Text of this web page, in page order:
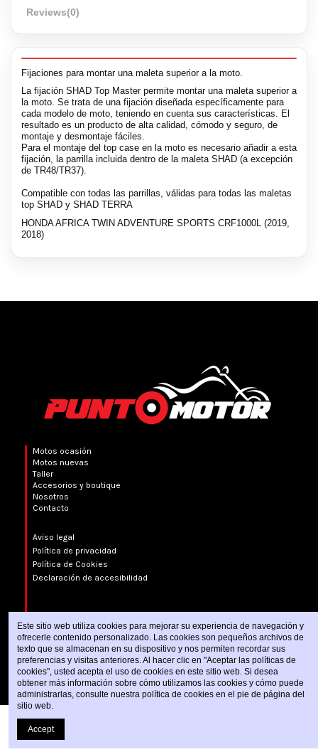
Reviews(0)
Fijaciones para montar una maleta superior a la moto.
La fijación SHAD Top Master permite montar una maleta superior a
la moto. Se trata de una fijación diseñada específicamente para
cada modelo de moto, teniendo en cuenta sus características. El
resultado es un producto de alta calidad, cómodo y seguro, de
montaje y desmontaje fáciles.
Para el montaje del top case en la moto es necesario añadir a esta
fijación, la parrilla incluida dentro de la maleta SHAD (a excepción
de TR48/TR37).
Compatible con todas las parrillas, válidas para todas las maletas
top SHAD y SHAD TERRA
HONDA AFRICA TWIN ADVENTURE SPORTS CRF1000L (2019,
2018)
Motos ocasión
Motos nuevas
Taller
Accesorios y boutique
Nosotros
Contacto
Aviso legal
Política de privacidad
Política de Cookies
Declaración de accesibilidad
Este sitio web utiliza cookies para mejorar su experiencia de navegación y
ofrecerle contenido personalizado. Las cookies son pequeños archivos de
texto que se almacenan en su dispositivo y nos permiten recordar sus
preferencias y visitas anteriores. Al hacer clic en "Aceptar las políticas de
cookies", usted acepta el uso de cookies en este sitio web. Si desea
obtener más información sobre cómo utilizamos las cookies y cómo puede
administrarlas, consulte nuestra política de cookies en el pie de página del
sitio web.
Accept